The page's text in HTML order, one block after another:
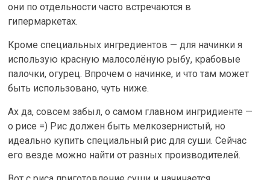
они по отдельности часто встречаются в
гипермаркетах.
Кроме специальных ингредиентов — для начинки я
использую красную малосолёную рыбу, крабовые
палочки, огурец. Впрочем о начинке, и что там может
быть использовано, чуть ниже.
Ах да, совсем забыл, о самом главном ингридиенте —
о рисе =) Рис должен быть мелкозернистый, но
идеально купить специальный рис для суши. Сейчас
его везде можно найти от разных производителей.